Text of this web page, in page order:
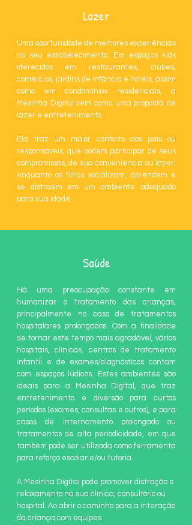
Lazer
Uma oportunidade de melhores experiências
no seu estabelecimento.
Em espaços kids
oferecidos em restaurantes, clubes,
comércios, jardins de infância e hotéis, assim
como em condomínios residenciais, a
Mesinha Digital vem como uma proposta de
lazer e entretenimento.
Ela traz um maior conforto aos pais ou
responsáveis, que podem participar de seus
compromissos, de sua conveniência ou lazer,
enquanto os filhos socializam, aprendem e
se distraem em um ambiente adequado
para sua idade.
Saúde
Há uma preocupação constante em
humanizar o tratamento das crianças,
principalmente no caso de tratamentos
hospitalares prolongados. Com a finalidade
de tornar este tempo mais agradável, vários
hospitais, clínicas, centros de tratamento
infantil e de exames/diagnósticos contam
com espaços lúdicos. Estes ambientes são
ideais para a Mesinha Digital, que traz
entretenimento e diversão para curtos
períodos (exames, consultas e outros), e para
casos de internamento prolongado ou
tratamentos de alta periodicidade, em que
também pode ser utilizada como ferramenta
para reforço escolar e/ou tutoria.
A Mesinha Digital pode promover distração e
relaxamento na sua clínica, consultório ou
hospital. Ao abrir o caminho para a interação
da criança com equipes